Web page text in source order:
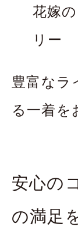
花嫁
リー
豊富なラ
る一着を
安心の
の満足